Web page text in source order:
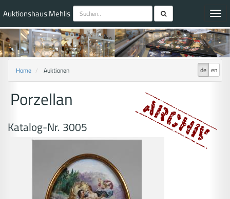
Auktionshaus Mehlis
de en
Home Auktionen
Porzellan
Katalog-Nr. 3005